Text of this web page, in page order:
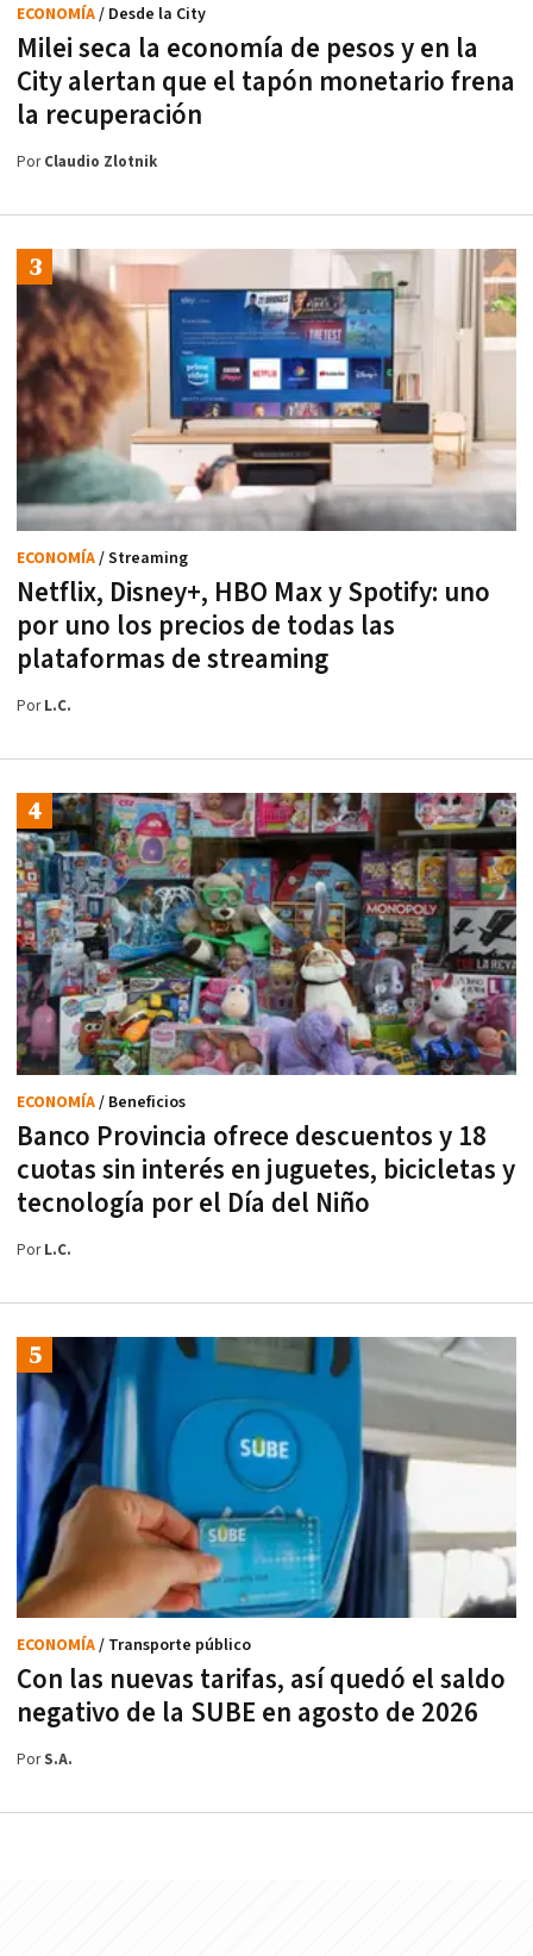
Milei seca la economía de pesos y en la
City alertan que el tapón monetario frena
la recuperación
ECONOMÍA/ Desde la City
PorClaudio Zlotnik
Netflix, Disney+, HBO Max y Spotify: uno
por uno los precios de todas las
plataformas de streaming
ECONOMÍA/ Streaming
PorL.C.
Banco Provincia ofrece descuentos y 18
cuotas sin interés en juguetes, bicicletas y
tecnología por el Día del Niño
ECONOMÍA/ Beneficios
PorL.C.
Con las nuevas tarifas, así quedó el saldo
negativo de la SUBE en agosto de 2026
ECONOMÍA/ Transporte público
PorS.A.